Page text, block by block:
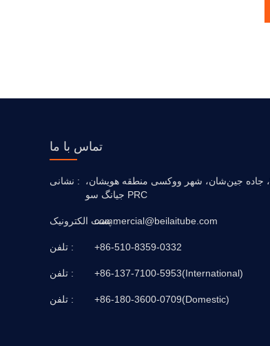
تماس با ما
نشانی :
شماره 88، جاده جین‌شان، شهر ووکسی منطقه هویشان،
جیانگ سو PRC
پست الکترونیک :
commercial@beilaitube.com
تلفن : +86-510-8359-0332
تلفن : +86-137-7100-5953(International)
تلفن : +86-180-3600-0709(Domestic)